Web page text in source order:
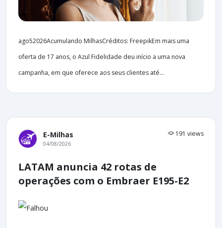
ago52026Acumulando MilhasCréditos: FreepikEm mais uma
oferta de 17 anos, o Azul Fidelidade deu início a uma nova
campanha, em que oferece aos seus clientes até...
E-Milhas 191 views
04/08/2026
LATAM anuncia 42 rotas de
operações com o Embraer E195-E2